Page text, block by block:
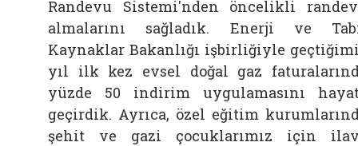
Randevu Sistemi'nden öncelikli
almalarını sağladık. Enerji ve
Kaynaklar Bakanlığı işbirliğiyle
yıl ilk kez evsel doğal gaz
yüzde 50 indirim uygulamasını
geçirdik. Ayrıca, özel eğitim
şehit ve gazi çocuklarımız için